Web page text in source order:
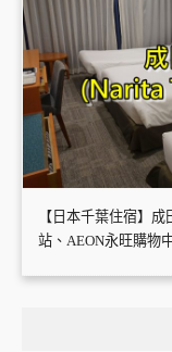
【日本千葉住宿】
站、AEON永旺購物